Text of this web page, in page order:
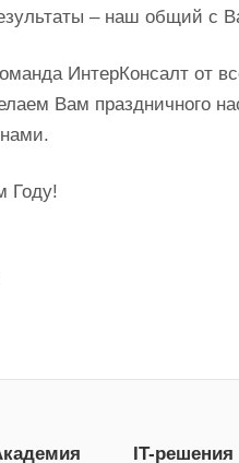
– наш общий с
ИнтерКонсалт от
Вам праздничного
Году!
IT-решения